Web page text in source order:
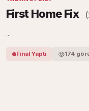
First Home Fix
...
Final Yaptı 174